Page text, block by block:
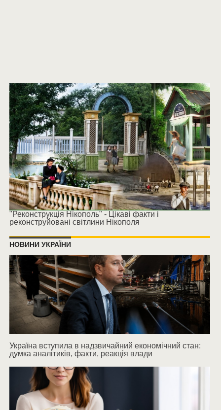
"Реконструкція Нікополь" - Цікаві факти і
реконструйовані світлини Нікополя
НОВИНИ УКРАЇНИ
Україна вступила в надзвичайний економічний стан:
думка аналітиків, факти, реакція влади